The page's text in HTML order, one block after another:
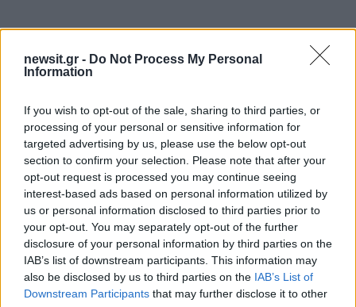
newsit.gr - Do Not Process My Personal
Information
If you wish to opt-out of the sale, sharing to third parties, or
processing of your personal or sensitive information for
targeted advertising by us, please use the below opt-out
section to confirm your selection. Please note that after your
opt-out request is processed you may continue seeing
interest-based ads based on personal information utilized by
us or personal information disclosed to third parties prior to
your opt-out. You may separately opt-out of the further
disclosure of your personal information by third parties on the
IAB’s list of downstream participants. This information may
also be disclosed by us to third parties on the IAB’s List of
Downstream Participants that may further disclose it to other
Στο τέλος της συνέντευξή της η Άριελ
Κωνσταντινίδη κλήθηκε να απαντήσει στις
ερωτήσεις του κοινού που βρισκόταν live στο
στούντιο της Τατιάνας Στεφανίδου.
ΔΙΑΦΗΜΙΣΗ